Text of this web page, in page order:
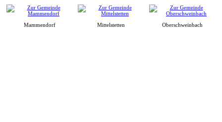
Mammendorf Mittelstetten Oberschweinbach